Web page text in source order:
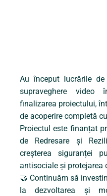
Au început lucrările
supraveghere
finalizarea proiectului,
de acoperire completă
Proiectul este finanțat
de Redresare și
creșterea siguranței
antisociale și protejarea
🤝 Continuăm să
la dezvoltarea și